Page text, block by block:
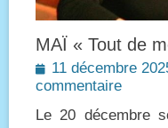
MAÏ « Tout de
Posted
on
11 décembre
commentaire
Le 20 décembre